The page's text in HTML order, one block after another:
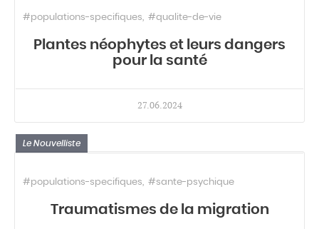
#populations-specifiques #qualite-de-vie
Plantes néophytes et leurs dangers
pour la santé
27.06.2024
Le Nouvelliste
#populations-specifiques #sante-psychique
Traumatismes de la migration